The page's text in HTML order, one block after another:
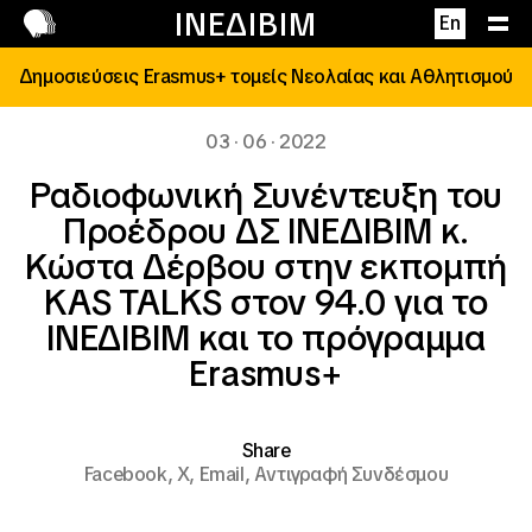
ΙΝΕΔΙΒΙΜ En
Επικοινωνία
Δημοσιεύσεις Erasmus+ τομείς Νεολαίας και Αθλητισμού
03 · 06 · 2022
Ραδιοφωνική Συνέντευξη του
Προέδρου ΔΣ ΙΝΕΔΙΒΙΜ κ.
Κώστα Δέρβου στην εκπομπή
KAS TALKS στον 94.0 για το
ΙΝΕΔΙΒΙΜ και το πρόγραμμα
Erasmus+
Share
Facebook,X, Email,Αντιγραφή Συνδέσμου